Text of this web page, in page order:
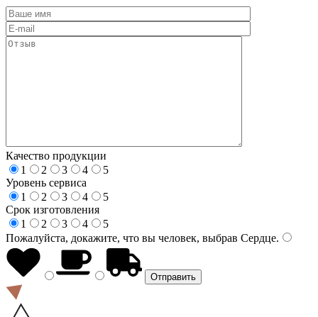
Качество продукции
1
2 3 4
5
Уровень сервиса
1
2 3 4
5
Срок изготовления
1
2 3 4
5
Пожалуйста, докажите, что вы человек, выбрав Сердце.